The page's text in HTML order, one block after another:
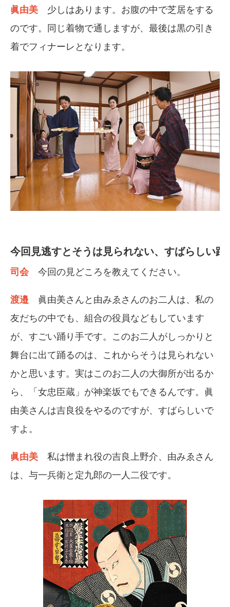
眞由美
少しはあります。お腹の中で芝居をする
のです。同じ着物で通しますが、最後は黒の引き
着でフィナーレとなります。
今回見逃すとそうは見られない、すばらしい踊
司会 今回の見どころを教えてください。
渡邉
眞由美さんと由みゑさんのお二人は、私の
友だちの中でも、組合の役員などもしています
が、すごい踊り手です。このお二人がしっかりと
舞台に出て踊るのは、これからそうは見られない
かと思います。実はこのお二人の大御所が出るか
ら、「女忠臣蔵」が神楽坂でもできるんです。眞
由美さんは吉良役をやるのですが、すばらしいで
すよ。
眞由美
私は憎まれ役の吉良上野介、由みゑさん
は、与一兵衛と定九郎の一人二役です。